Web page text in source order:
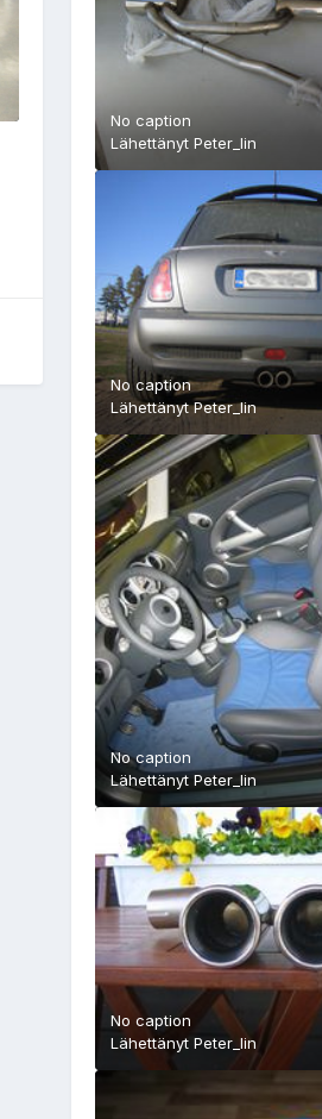
No caption
Lähettänyt Peter_lin
No caption
LähettänytPeter_lin
No caption
LähettänytPeter_lin
No caption
Lähettänyt Peter_lin